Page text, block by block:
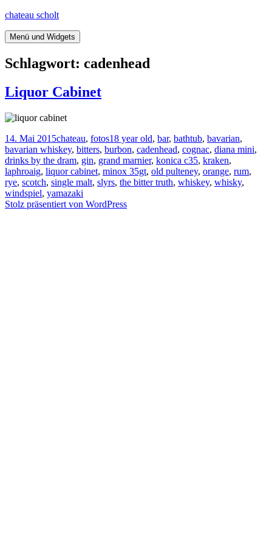
Springe
Inhalt
chateau scholt
Menü und Widgets
Schlagwort: cadenhead
Liquor Cabinet
Veröffentlicht
am
14. Mai 2015Kategorien
chateau, fotosTags
18 year old, bar, bathtub, bavarian,
bavarian whiskey, bitters, burbon, cadenhead, cognac, diana mini,
drinks by the dram, gin, grand marnier, konica c35, kraken,
laphroaig, liquor cabinet, minox 35gt, old pulteney, orange, rum,
rye, scotch, single malt, slyrs, the bitter truth, whiskey, whisky,
windspiel, yamazaki
Stolz präsentiert von WordPress